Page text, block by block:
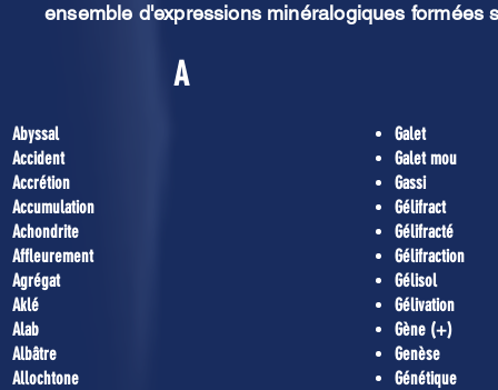
ensemble d'expressions minéralogiques
A
Abyssal
Accident
Accrétion
Accumulation
Achondrite
Affleurement
Agrégat
Aklé
Alab
Albâtre
Allochtone
Galet
Galet mou
Gassi
Gélifract
Gélifracté
Gélifraction
Gélisol
Gélivation
Gène (+)
Genèse
Génétique